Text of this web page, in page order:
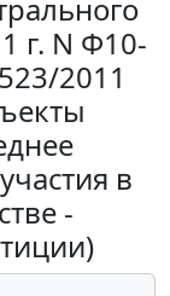
г. N Ф10-
2011
в
-